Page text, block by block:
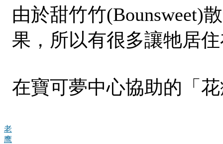
老
鹰
由於甜竹竹(Bounsweet)
果，所以有很多讓牠居
在寶可夢中心協助的「